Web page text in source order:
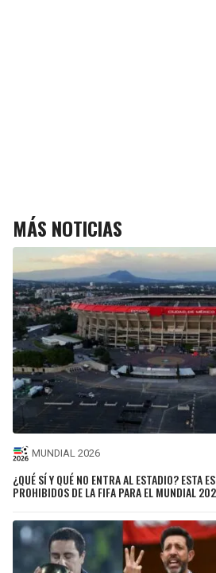
MÁS NOTICIAS
MUNDIAL 2026
¿QUÉ SÍ Y QUÉ NO ENTRA AL ESTADIO? ESTA
PROHIBIDOS DE LA FIFA PARA EL MUNDIAL